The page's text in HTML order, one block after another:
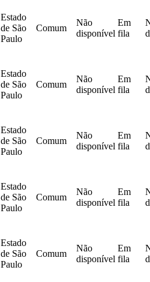
Estado
de São
Paulo
Comum
Não
disponível
Em
fila
Estado
de São
Paulo
Comum
Não
disponível
Em
fila
Estado
de São
Paulo
Comum
Não
disponível
Em
fila
Estado
de São
Paulo
Comum
Não
disponível
Em
fila
Estado
de São
Paulo
Comum
Não
disponível
Em
fila